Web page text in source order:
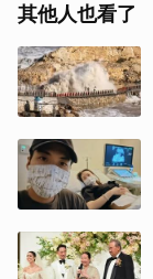
其他人也看了